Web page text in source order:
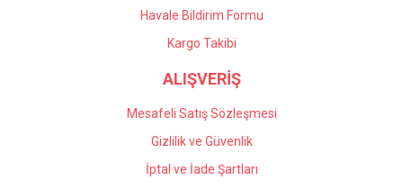
Havale Bildirim Formu
Kargo Takibi
ALIŞVERİŞ
Mesafeli Satış Sözleşmesi
Gizlilik ve Güvenlik
İptal ve İade Şartları